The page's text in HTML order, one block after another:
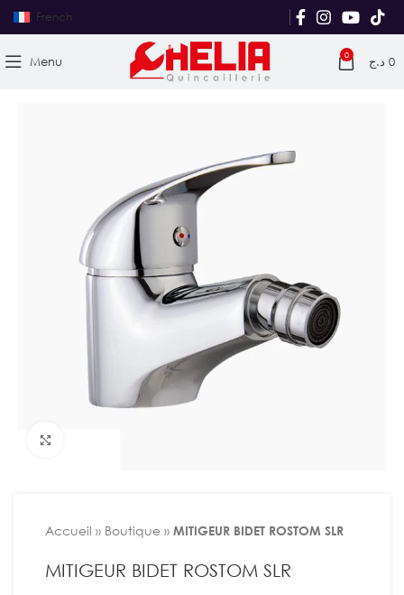
French
Menu 0 0 د.ج
Accueil » Boutique » MITIGEUR BIDET ROSTOM SLR
MITIGEUR BIDET ROSTOM SLR